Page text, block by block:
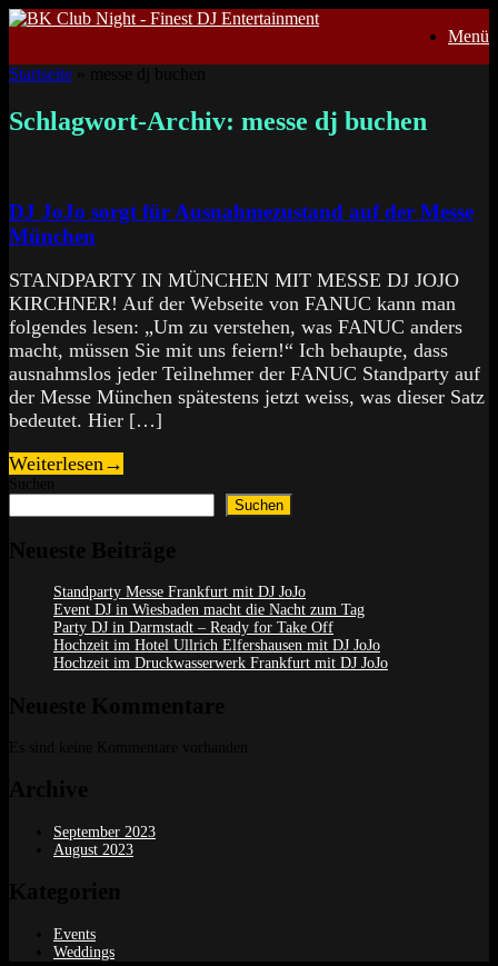
Zum
Menü
Startseite
Schlagwort-Archiv: messe dj buchen
DJ JoJo sorgt für Ausnahmezustand auf der Messe
München
STANDPARTY IN MÜNCHEN MIT MESSE DJ JOJO
KIRCHNER! Auf der Webseite von FANUC kann man
folgendes lesen: „Um zu verstehen, was FANUC anders
macht, müssen Sie mit uns feiern!“ Ich behaupte, dass
ausnahmslos jeder Teilnehmer der FANUC Standparty auf
der Messe München spätestens jetzt weiss, was dieser Satz
bedeutet. Hier […]
Weiterlesen→
Suchen
Standparty Messe Frankfurt mit DJ JoJo
Event DJ in Wiesbaden macht die Nacht zum Tag
Party DJ in Darmstadt – Ready for Take Off
Hochzeit im Hotel Ullrich Elfershausen mit DJ JoJo
Hochzeit im Druckwasserwerk Frankfurt mit DJ JoJo
September 2023
August 2023
Events
Weddings